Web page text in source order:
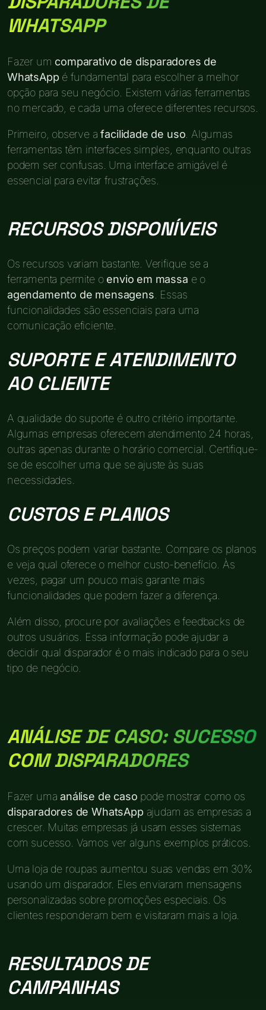
WHATSAPP
Fazer um comparativo de disparadores de
WhatsApp é fundamental para escolher a melhor
opção para seu negócio. Existem várias ferramentas
no mercado, e cada uma oferece diferentes recursos.
Primeiro, observe afacilidade de uso . Algumas
ferramentas têm interfaces simples, enquanto outras
podem ser confusas. Uma interface amigável é
essencial para evitar frustrações.
RECURSOS DISPONÍVEIS
Os recursos variam bastante. Verifique se a
ferramenta permite o envio em massa e o
agendamento de mensagens . Essas
funcionalidades são essenciais para uma
comunicação eficiente.
SUPORTE E ATENDIMENTO
AO CLIENTE
A qualidade do suporte é outro critério importante.
Algumas empresas oferecem atendimento 24 horas,
outras apenas durante o horário comercial. Certifique-
se de escolher uma que se ajuste às suas
necessidades.
CUSTOS E PLANOS
Os preços podem variar bastante. Compare os planos
e veja qual oferece o melhor custo-benefício. Às
vezes, pagar um pouco mais garante mais
funcionalidades que podem fazer a diferença.
Além disso, procure por avaliações e feedbacks de
outros usuários. Essa informação pode ajudar a
decidir qual disparador é o mais indicado para o seu
tipo de negócio.
ANÁLISE DE CASO: SUCESSO
COM DISPARADORES
Fazer umaanálise de caso pode mostrar como os
disparadores de WhatsApp ajudam as empresas a
crescer. Muitas empresas já usam esses sistemas
com sucesso. Vamos ver alguns exemplos práticos.
Uma loja de roupas aumentou suas vendas em 30%
usando um disparador. Eles enviaram mensagens
personalizadas sobre promoções especiais. Os
clientes responderam bem e visitaram mais a loja.
RESULTADOS DE
CAMPANHAS